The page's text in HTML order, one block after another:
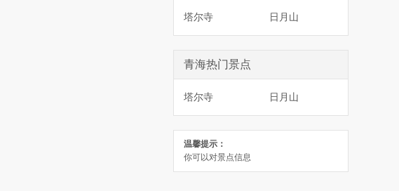
塔尔寺 日月山
青海热门景点
塔尔寺 日月山
温馨提示：
你可以对景点信息